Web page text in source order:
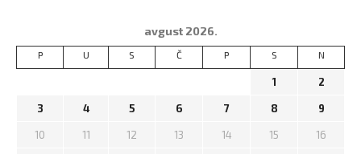
avgust 2026.
P U S Č P S N
1 2
3 4 5 6 7 8 9
10 11 12 13 14 15 16